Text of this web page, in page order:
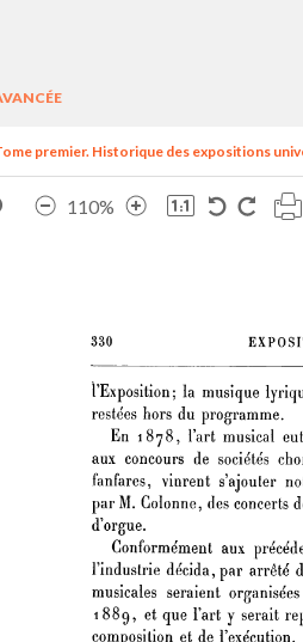
premier. Historique des expositions
110%